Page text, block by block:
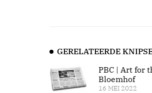
GERELATEERDE
PBC | Art for
Bloemhof
16 MEI 2022